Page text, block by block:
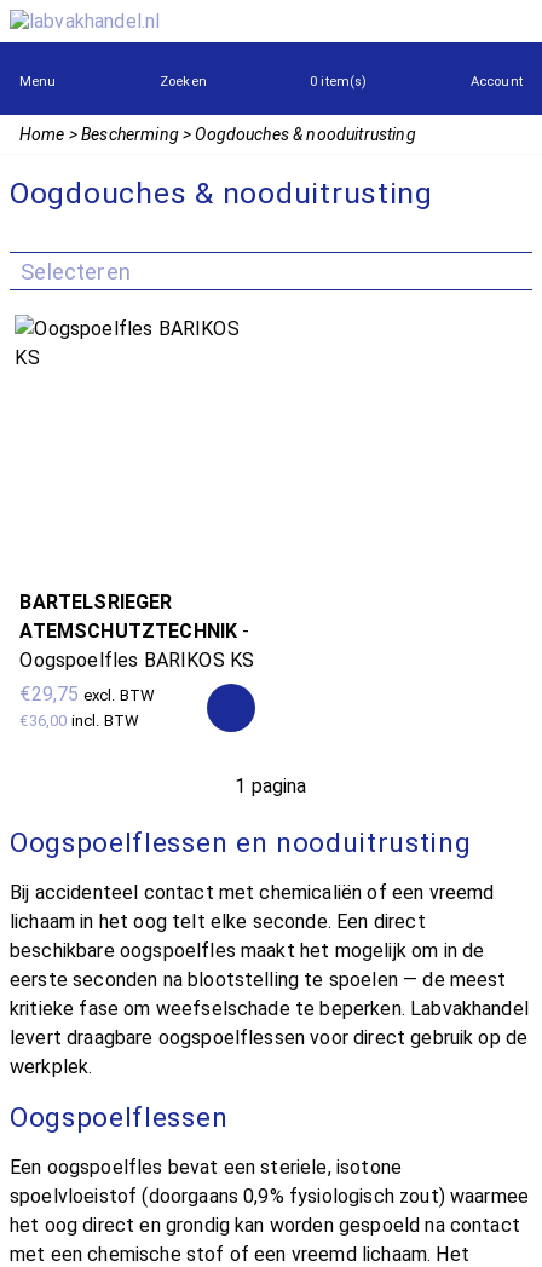
Menu Zoeken 0 item(s) Account
Home Bescherming Oogdouches & nooduitrusting
Oogdouches & nooduitrusting
Selecteren
BARTELSRIEGER
ATEMSCHUTZTECHNIK -
Oogspoelfles BARIKOS KS
€29,75 excl. BTW
€36,00 incl. BTW
1 pagina
Oogspoelflessen en nooduitrusting
Bij accidenteel contact met chemicaliën of een vreemd
lichaam in het oog telt elke seconde. Een direct
beschikbare oogspoelfles maakt het mogelijk om in de
eerste seconden na blootstelling te spoelen — de meest
kritieke fase om weefselschade te beperken. Labvakhandel
levert draagbare oogspoelflessen voor direct gebruik op de
werkplek.
Oogspoelflessen
Een oogspoelfles bevat een steriele, isotone
spoelvloeistof (doorgaans 0,9% fysiologisch zout) waarmee
het oog direct en grondig kan worden gespoeld na contact
met een chemische stof of een vreemd lichaam. Het